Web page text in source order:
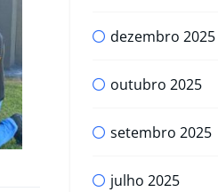
dezembro 2025
outubro 2025
setembro 2025
julho 2025